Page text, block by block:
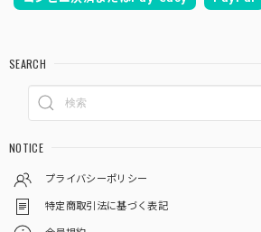
SEARCH
NOTICE
プライバシーポリシー
特定商取引法に基づく表記